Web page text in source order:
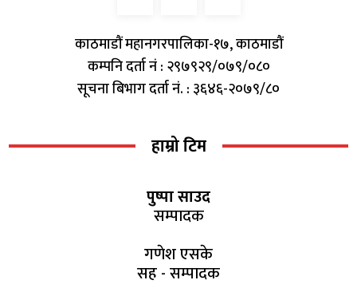
काठमाडौं महानगरपालिका-१७, काठमाडौं
कम्पनि दर्ता नं : २९७९२९/०७९/०८०
सूचना बिभाग दर्ता नं. : ३६४६-२०७९/८०
हाम्रो टिम
पुष्पा साउद
सम्पादक
गणेश एसके
सह - सम्पादक